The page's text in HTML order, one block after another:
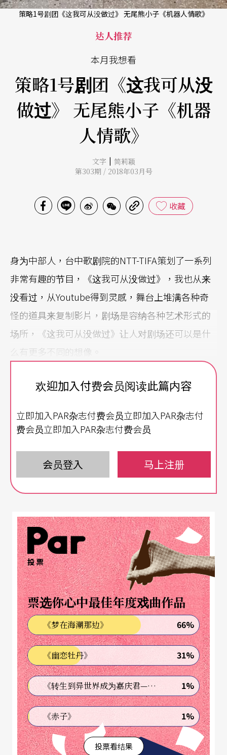
策略1号剧团《这我可从没做过》 无尾熊小子《机器人情歌》
达人推荐
本月我想看
策略1号剧团《这我可从没
做过》 无尾熊小子《机器
人情歌》
文字 | 简莉颖
第303期 / 2018年03月号
收藏
身为中部人，台中歌剧院的NTT-TIFA策划了一系列
非常有趣的节目，《这我可从没做过》，我也从来
没看过，从Youtube得到灵感，舞台上堆满各种奇
怪的道具来复制影片，剧场是容纳各种艺术形式的
场所，《这我可从没做过》让人对剧场还可以是什
么有更多不同的想像。
因为有Kid Koala，你可以上水管找他很常穿著无尾
Peeping Tom和Gorillaz合作过，也是Radiohead、
Bjork，DJ Shadow等指名的暖场嘉宾，重点是他是
加拿大华裔，不是澳洲人，但名号叫做无尾熊，真
的很奇怪，值得一看。
《变身怪医》，但不在台湾，请帮我去看吧！
文字｜简莉颖 剧场编剧
欢迎加入付费会员阅读此篇内容
立即加入PAR杂志付费会员立即加入PAR杂志付
费会员立即加入PAR杂志付费会员
会员登入 马上注册
投票
票选你心中最佳年度戏曲作品
《梦在海潮那边》 66%
《幽恋牡丹》 31%
《转生到异世界成为嘉庆君—发现我的祖先是诈骗集团!?》 1%
《赤子》 1%
投票看结果